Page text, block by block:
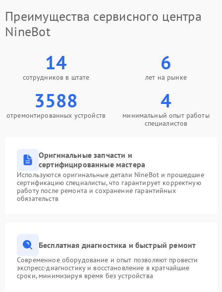
Преимущества сервисного центра
NineBot
14
сотрудников в штате
6
лет на рынке
3588
отремонтированных устройств
4
минимальный опыт работы
специалистов
Оригинальные запчасти и
сертифицированные мастера
Используются оригинальные детали NineBot и прошедшие
сертификацию специалисты, что гарантирует корректную
работу после ремонта и сохранение гарантийных
обязательств
Бесплатная диагностика и быстрый ремонт
Современное оборудование и опыт позволяют провести
экспресс-диагностику и восстановление в кратчайшие
сроки, минимизируя время без устройства